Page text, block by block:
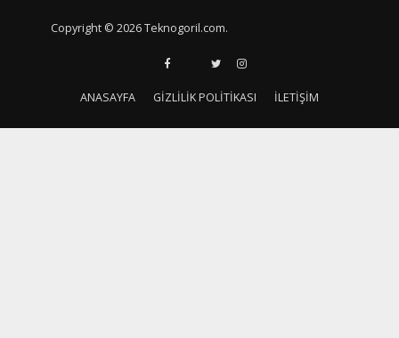
Copyright © 2026 Teknogoril.com.
ANASAYFA GIZLILIK POLITIKASI İLETIŞIM